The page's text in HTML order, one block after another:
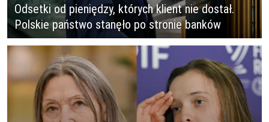
Odsetki od pieniędzy, których klient nie dostał.
Polskie państwo stanęło po stronie banków